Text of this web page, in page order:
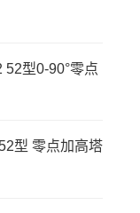
52型0-90°零点
型 零点加高塔